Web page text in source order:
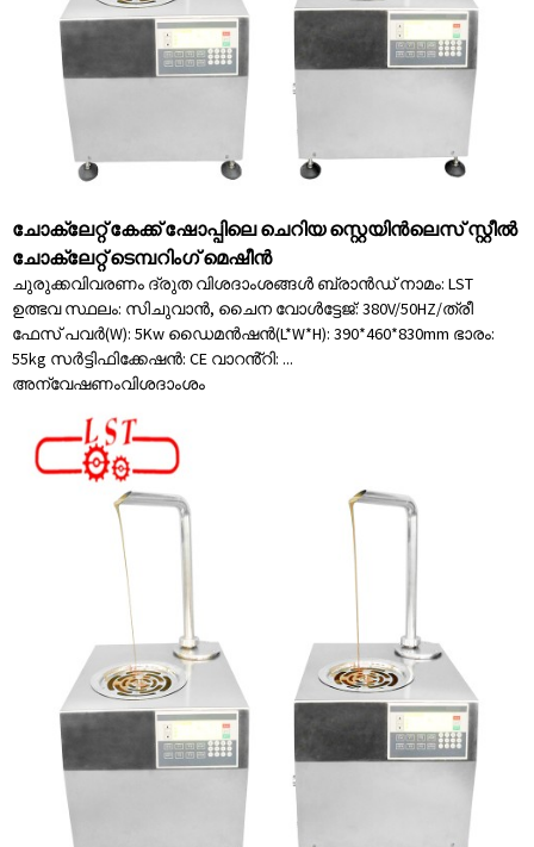
ചോക്ലേറ്റ് കേക്ക് ഷോപ്പിലെ ചെറിയ സ്റ്റെയിൻലെസ് സ്റ്റീൽ
ചോക്ലേറ്റ് ടെമ്പറിംഗ് മെഷീൻ
ചുരുക്കവിവരണം ദ്രുത വിശദാംശങ്ങൾ ബ്രാൻഡ് നാമം: LST
ഉത്ഭവ സ്ഥലം: സിചുവാൻ, ചൈന വോൾട്ടേജ്: 380V/50HZ/ത്രീ
ഫേസ് പവർ(W): 5Kw ഡൈമൻഷൻ(L*W*H): 390*460*830mm ഭാരം:
55kg സർട്ടിഫിക്കേഷൻ: CE വാറൻ്റി: ...
അന്വേഷണംവിശദാംശം